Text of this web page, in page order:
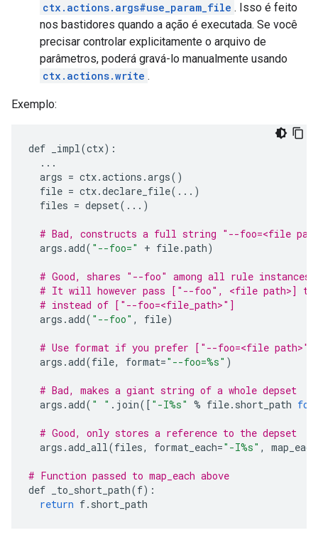
ctx.actions.args#use_param_file . Isso é feito
nos bastidores quando a ação é executada. Se você
precisar controlar explicitamente o arquivo de
parâmetros, poderá gravá-lo manualmente usando
ctx.actions.write .
Exemplo:
def _impl(ctx):
...
args = ctx.actions .args()
file = ctx.declare_file( ... )
files = depset( ... )
# Bad, constructs a full string "--foo=<file
args .add( "--foo=" + file.path)
# Good, shares "--foo" among all rule
# It will however pass ["--foo", <file path>] to
# instead of ["--foo=<file_path>"]
args .add( "--foo" , file)
# Use format if you prefer ["--foo=<file
args .add(file, format="--foo=%s" )
# Bad, makes a giant string of a whole depset
args .add( " " . join([ "-I%s" % file. short_path for
# Good, only stores a reference to the depset
args .add_all(files, format_each="-I%s" , map_each
# Function passed to map_each above
def
_to_short_path(f):
return f. short_path